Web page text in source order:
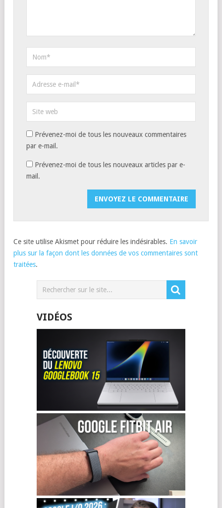
Prévenez-moi de tous les nouveaux commentaires
par e-mail.
Prévenez-moi de tous les nouveaux articles par e-
mail.
Ce site utilise Akismet pour réduire les indésirables. En savoir
plus sur la façon dont les données de vos commentaires sont
traitées.
VIDÉOS